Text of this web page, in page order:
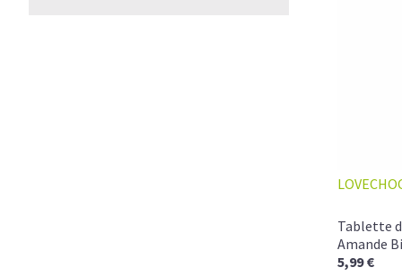
Tablette
Amande
5,99 €